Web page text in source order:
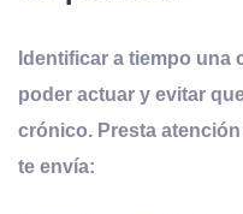
Identificar a tiempo una
poder actuar y evitar
crónico. Presta
te envía: